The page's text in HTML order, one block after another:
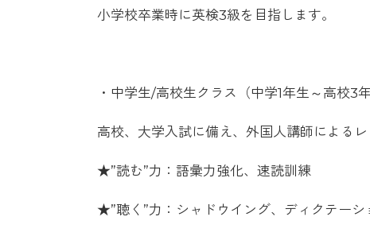
小学校卒業時に英検3級を目指します。
・中学生/高校生クラス（中学1年生～高校3年
高校、大学入試に備え、外国人講師による
★”読む”力：語彙力強化、速読訓練
★”聴く”力：シャドウイング、ディクテーシ